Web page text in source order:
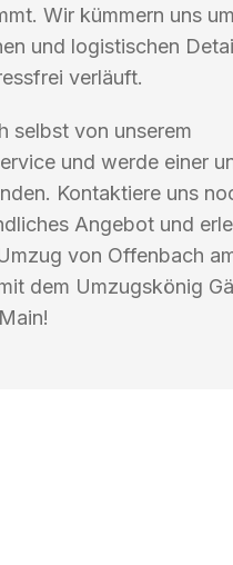
Wir kümmern uns
und logistischen
verläuft.
selbst von unserem
und werde einer
Kontaktiere uns
Angebot und
von Offenbach
dem Umzugskönig